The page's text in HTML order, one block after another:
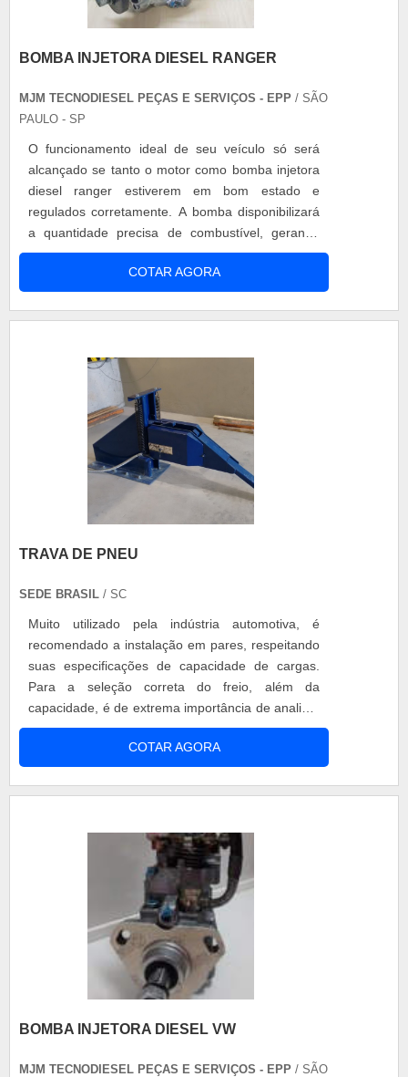
BOMBA INJETORA DIESEL RANGER
MJM TECNODIESEL PEÇAS E SERVIÇOS - EPP / SÃO
PAULO - SP
O funcionamento ideal de seu veículo só será
alcançado se tanto o motor como bomba injetora
diesel ranger estiverem em bom estado e
regulados corretamente. A bomba disponibilizará
a quantidade precisa de combustível, gerando
assim o alto desempenho e níveis exatos de
consumo. Este produto trabalha no sistema de
alimentação do veículo e tem a importante função
COTAR AGORA
TRAVA DE PNEU
SEDE BRASIL / SC
Muito utilizado pela indústria automotiva, é
recomendado a instalação em pares, respeitando
suas especificações de capacidade de cargas.
Para a seleção correta do freio, além da
capacidade, é de extrema importância de analisar
suas alturas. O equipamento é projetado para
suportar impactos, sendo assim o produto
oferece: Lucratividade; Segurança; Fácil
COTAR AGORA
BOMBA INJETORA DIESEL VW
MJM TECNODIESEL PEÇAS E SERVIÇOS - EPP / SÃO